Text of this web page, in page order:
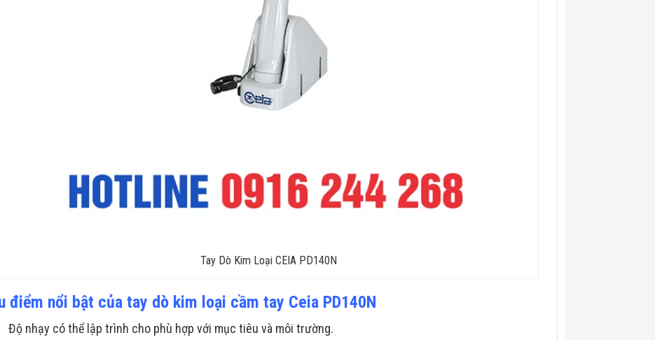
Tay Dò Kim Loại CEIA PD140N
điểm nổi bật của tay dò kim loại cầm tay Ceia PD140N
Độ nhạy có thể lập trình cho phù hợp với mục tiêu và môi trường.